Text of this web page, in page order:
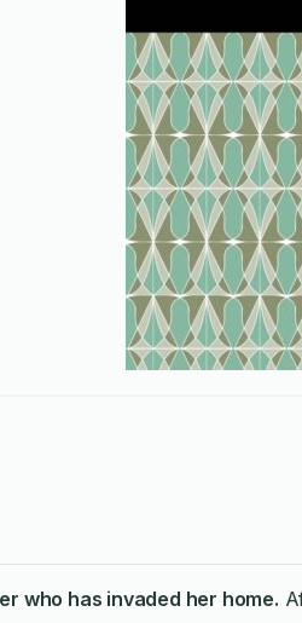
who has invaded her home.